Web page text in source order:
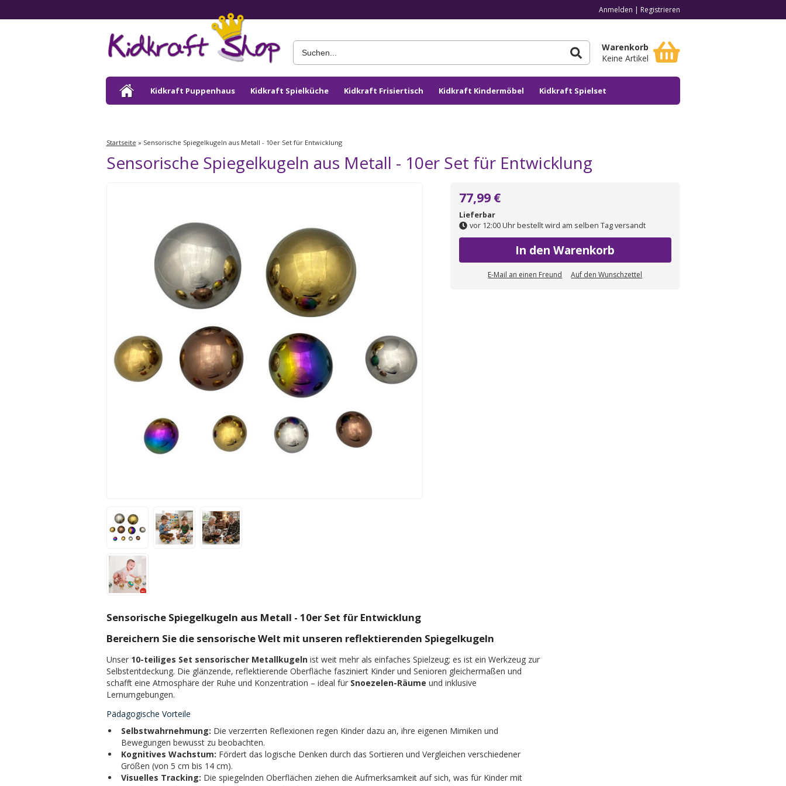
Anmelden | Registrieren
Warenkorb
Keine Artikel
Kidkraft Puppenhaus Kidkraft Spielküche Kidkraft Frisiertisch Kidkraft Kindermöbel Kidkraft Spielset
Startseite » Sensorische Spiegelkugeln aus Metall - 10er Set für Entwicklung
Sensorische Spiegelkugeln aus Metall - 10er Set für Entwicklung
77,99 €
Lieferbar
vor 12:00 Uhr bestellt wird am selben Tag versandt
In den Warenkorb
E-Mail an einen Freund Auf den Wunschzettel
Sensorische Spiegelkugeln aus Metall - 10er Set für Entwicklung
Bereichern Sie die sensorische Welt mit unseren reflektierenden Spiegelkugeln
Unser 10-teiliges Set sensorischer Metallkugelnist weit mehr als einfaches Spielzeug; es ist ein Werkzeug zur
Selbstentdeckung. Die glänzende, reflektierende Oberfläche fasziniert Kinder und Senioren gleichermaßen und
schafft eine Atmosphäre der Ruhe und Konzentration – ideal für Snoezelen-Räume und inklusive
Lernumgebungen.
Pädagogische Vorteile
Selbstwahrnehmung: Die verzerrten Reflexionen regen Kinder dazu an, ihre eigenen Mimiken und
Bewegungen bewusst zu beobachten.
Kognitives Wachstum: Fördert das logische Denken durch das Sortieren und Vergleichen verschiedener
Größen (von 5 cm bis 14 cm).
Visuelles Tracking: Die spiegelnden Oberflächen ziehen die Aufmerksamkeit auf sich, was für Kinder mit